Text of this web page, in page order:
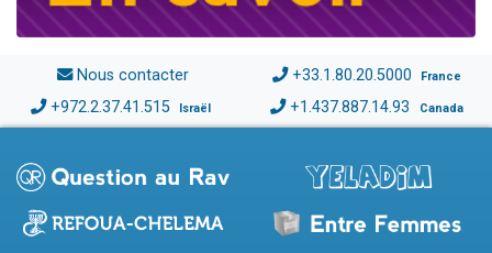
Nous contacter +33.1.80.20.5000 France
+972.2.37.41.515 Israël +1.437.887.14.93 Canada